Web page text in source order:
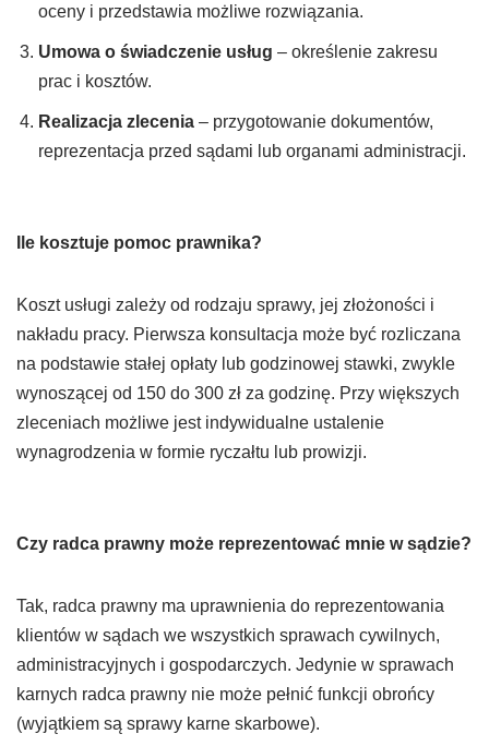
oceny i przedstawia możliwe rozwiązania.
Umowa o świadczenie usług – określenie zakresu
prac i kosztów.
Realizacja zlecenia – przygotowanie dokumentów,
reprezentacja przed sądami lub organami administracji.
Ile kosztuje pomoc prawnika?
Koszt usługi zależy od rodzaju sprawy, jej złożoności i
nakładu pracy. Pierwsza konsultacja może być rozliczana
na podstawie stałej opłaty lub godzinowej stawki, zwykle
wynoszącej od 150 do 300 zł za godzinę. Przy większych
zleceniach możliwe jest indywidualne ustalenie
wynagrodzenia w formie ryczałtu lub prowizji.
Czy radca prawny może reprezentować mnie w sądzie?
Tak, radca prawny ma uprawnienia do reprezentowania
klientów w sądach we wszystkich sprawach cywilnych,
administracyjnych i gospodarczych. Jedynie w sprawach
karnych radca prawny nie może pełnić funkcji obrońcy
(wyjątkiem są sprawy karne skarbowe).